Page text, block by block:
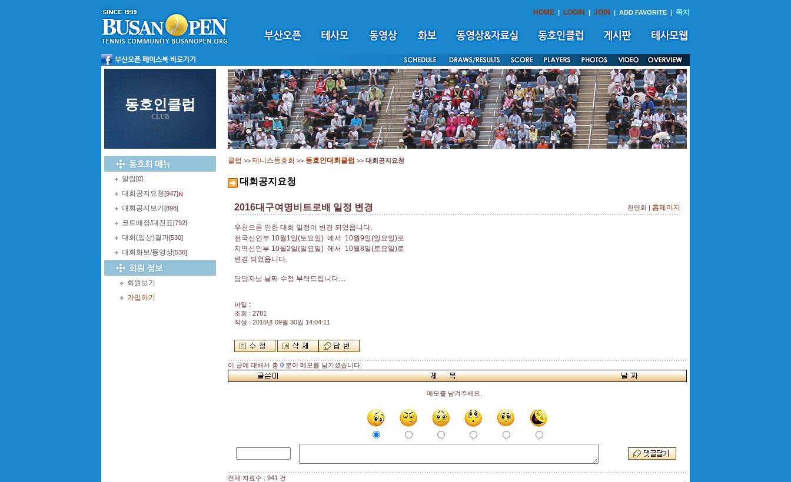
HOME | LOGIN | JOIN | ADD FAVORITE | 쪽지
동호인클럽
CLUB
알림[0]
대회공지요청[947]
대회공지보기 [898]
코트배정/대진표[792]
대회(입상)결과[530]
대회화보/동영상[536]
회원보기
가입하기
클럽 >> 테니스동호회 >> 동호인대회클럽 >> 대회공지요청
대회공지요청
2016대구여명비트로배 일정 변경 천명회 | 홈페이지
우천으론 인한 대회 일정이 변경 되었읍니다.
전국신인부 10월1일(토요일) 에서 10월9일(일요일)로
지역신인부 10월2일(일요일) 에서 10월8일(토요일)로
변경 되었읍니다.
담당자님 날짜 수정 부탁드립니다....
파일 :
조회 : 2781
작성 : 2016년 09월 30일 14:04:11
이 글에 대해서 총 0 분이 메모를 남기셨습니다.
메모를 남겨주세요.
전체 자료수 : 941 건